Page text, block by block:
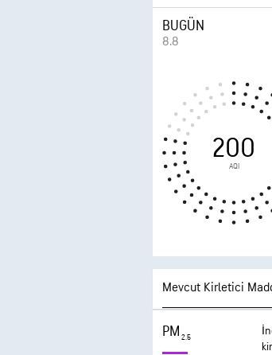
BUGÜN
8.8
200
AQI
Mevcut Kirletici
PM2.5